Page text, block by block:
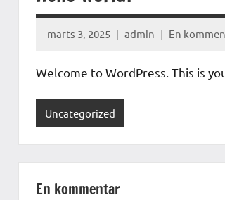
marts 3, 2025 admin En
Welcome to WordPress. This is
Uncategorized
En kommentar